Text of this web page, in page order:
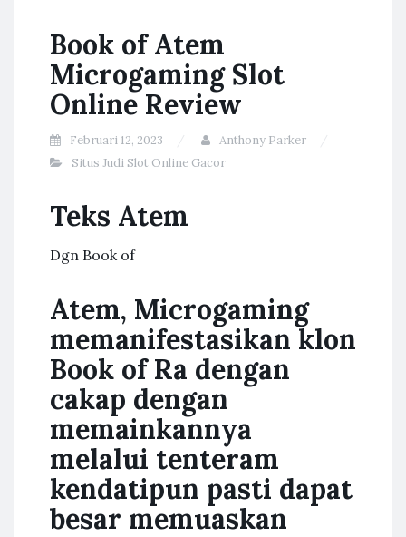
Book of Atem
Microgaming Slot
Online Review
Februari 12, 2023
Anthony Parker
Situs Judi Slot Online Gacor
Teks Atem
Dgn Book of
Atem, Microgaming
memanifestasikan klon
Book of Ra dengan
cakap dengan
memainkannya
melalui tenteram
kendatipun pasti dapat
besar memuaskan